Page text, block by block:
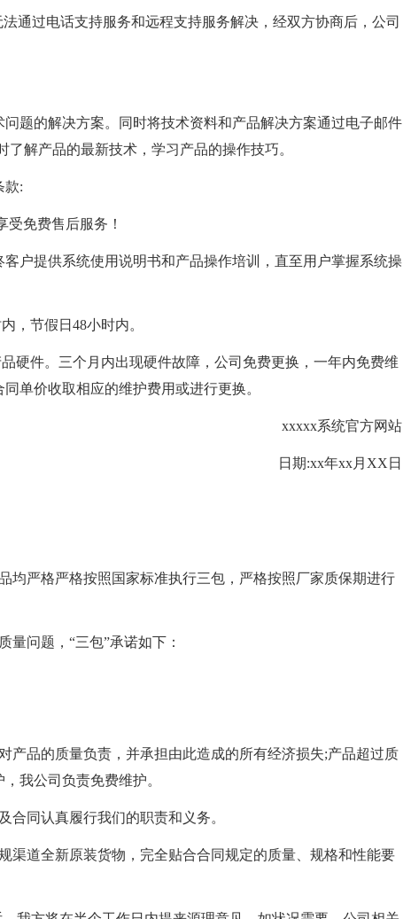
过电话支持服务和远程支持服务解决，经双方协商后，公司
的解决方案。同时将技术资料和产品解决方案通过电子邮件
解产品的最新技术，学习产品的操作技巧。
:
免费售后服务！
提供系统使用说明书和产品操作培训，直至用户掌握系统操
节假日48小时内。
件。三个月内出现硬件故障，公司免费更换，一年内免费维
单价收取相应的维护费用或进行更换。
xxxxx系统官方网站
日期:xx年xx月XX日
严格严格按照国家标准执行三包，严格按照厂家质保期进行
问题，“三包”承诺如下：
品的质量负责，并承担由此造成的所有经济损失;产品超过质
我公司负责免费维护。
同认真履行我们的职责和义务。
道全新原装货物，完全贴合合同规定的质量、规格和性能要